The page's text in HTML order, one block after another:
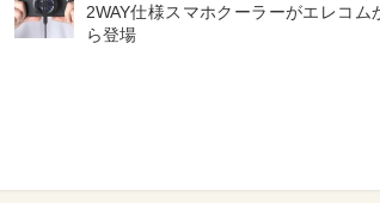
2WAY仕様スマホクーラーがエレコム
ら登場